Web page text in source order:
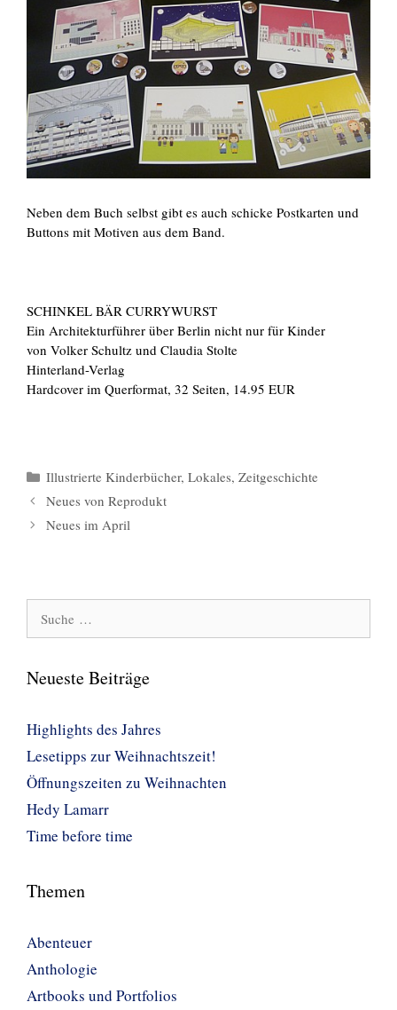
Neben dem Buch selbst gibt es auch schicke Postkarten und
Buttons mit Motiven aus dem Band.
SCHINKEL BÄR CURRYWURST
Ein Architekturführer über Berlin nicht nur für Kinder
von Volker Schultz und Claudia Stolte
Hinterland-Verlag
Hardcover im Querformat, 32 Seiten, 14.95 EUR
Kategorien
Illustrierte Kinderbücher, Lokales, Zeitgeschichte
Neues von Reprodukt
Neues im April
nach:
Neueste Beiträge
Highlights des Jahres
Lesetipps zur Weihnachtszeit!
Öffnungszeiten zu Weihnachten
Hedy Lamarr
Time before time
Themen
Abenteuer
Anthologie
Artbooks und Portfolios